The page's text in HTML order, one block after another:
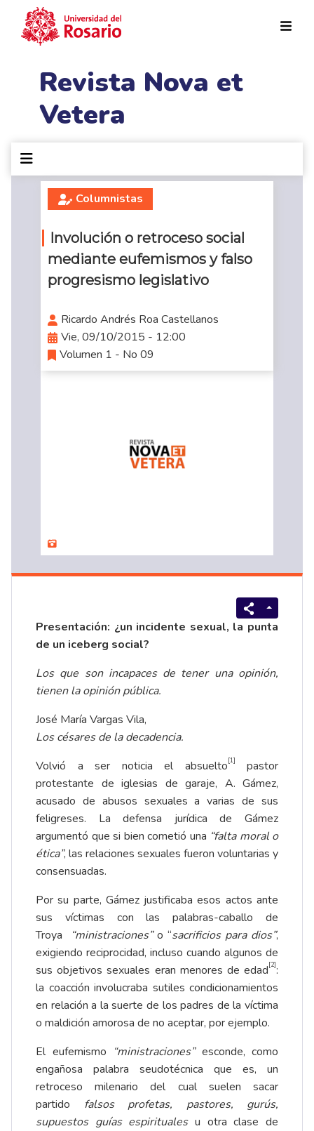
Revista Nova et
Vetera
Columnistas
Involución o retroceso social
mediante eufemismos y falso
progresismo legislativo
Ricardo Andrés Roa Castellanos
Vie, 09/10/2015 - 12:00
Volumen 1 - No 09
Presentación: ¿un incidente sexual, la punta
de un iceberg social?
Los que son incapaces de tener una opinión,
tienen la opinión pública.
José María Vargas Vila,
Los césares de la decadencia.
Volvió a ser noticia el absuelto[1]
pastor
protestante de iglesias de garaje, A. Gámez,
acusado de abusos sexuales a varias de sus
feligreses. La defensa jurídica de Gámez
argumentó que si bien cometió una “falta moral o
ética”, las relaciones sexuales fueron voluntarias y
consensuadas.
Por su parte, Gámez justificaba esos actos ante
sus víctimas con las palabras-caballo de
Troya
“ministraciones”o “sacrificios para dios”,
exigiendo reciprocidad, incluso cuando algunos de
sus objetivos sexuales eran menores de edad[2]:
la coacción involucraba sutiles condicionamientos
en relación a la suerte de los padres de la víctima
o maldición amorosa de no aceptar, por ejemplo.
El eufemismo “ministraciones”esconde, como
engañosa palabra seudotécnica que es, un
retroceso milenario del cual suelen sacar
partido falsos profetas, pastores, gurús,
supuestos guías espiritualesu otra clase de